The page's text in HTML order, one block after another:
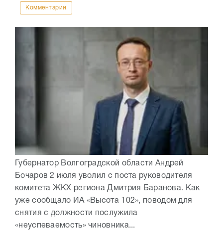
Комментарии
Губернатор Волгоградской области Андрей
Бочаров 2 июля уволил с поста руководителя
комитета ЖКХ региона Дмитрия Баранова. Как
уже сообщало ИА «Высота 102», поводом для
снятия с должности послужила
«неуспеваемость» чиновника...